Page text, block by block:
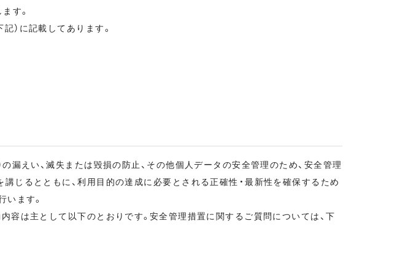
す。
）に記載してあります。
漏えい、滅失または毀損の防止、その他個人データの安全管理のため、安全管理
じるとともに、利用目的の達成に必要とされる正確性・最新性を確保するため
ます。
容は主として以下のとおりです。安全管理措置に関するご質問については、下